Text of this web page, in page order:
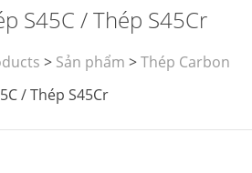
S45C / Thép S45Cr
> Sản phẩm >Thép Carbon
/ Thép S45Cr